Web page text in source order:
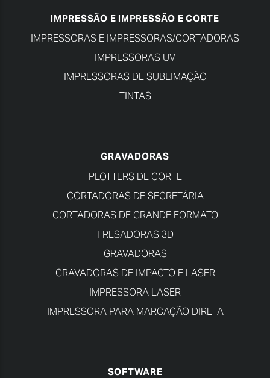
IMPRESSÃO E IMPRESSÃO E CORTE
IMPRESSORAS E IMPRESSORAS/CORTADORAS
IMPRESSORAS UV
IMPRESSORAS DE SUBLIMAÇÃO
TINTAS
GRAVADORAS
PLOTTERS DE CORTE
CORTADORAS DE SECRETÁRIA
CORTADORAS DE GRANDE FORMATO
FRESADORAS 3D
GRAVADORAS
GRAVADORAS DE IMPACTO E LASER
IMPRESSORA LASER
IMPRESSORA PARA MARCAÇÃO DIRETA
SOFTWARE